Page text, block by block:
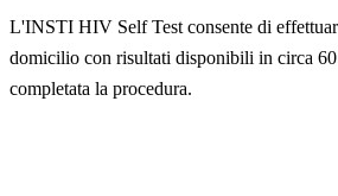
L'INSTI HIV Self Test consente di
domicilio con risultati disponibili in circa
completata la procedura.